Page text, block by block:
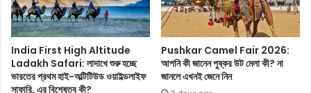
ন
ম
ন্ত্রী
ন
রে
ন্দ্র
মো
আ
ল
ফা
ও
ম্যা
ন
India First High Altitude
Ladakh Safari: লাদাখে শুরু হচ্ছে
ভারতের প্রথম হাই-অল্টিটিউড ওয়াইল্ডলাইফ
সাফারি, এর বিশেষত্ব কী?
Pushkar Camel Fair 2026:
আপনি কী জানেন পুষ্কর উট মেলা কী? না
জানলে এখনই জেনে নিন